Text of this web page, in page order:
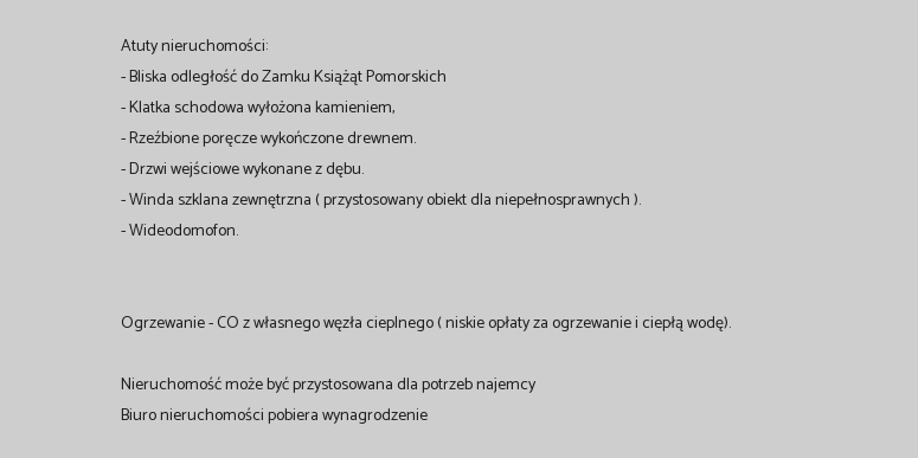
Atuty nieruchomości:
- Bliska odległość do Zamku Książąt Pomorskich
- Klatka schodowa wyłożona kamieniem,
- Rzeźbione poręcze wykończone drewnem.
- Drzwi wejściowe wykonane z dębu.
- Winda szklana zewnętrzna ( przystosowany obiekt dla niepełnosprawnych ).
- Wideodomofon.
Ogrzewanie - CO z własnego węzła cieplnego ( niskie opłaty za ogrzewanie i ciepłą wodę).
Nieruchomość może być przystosowana dla potrzeb najemcy
Biuro nieruchomości pobiera wynagrodzenie